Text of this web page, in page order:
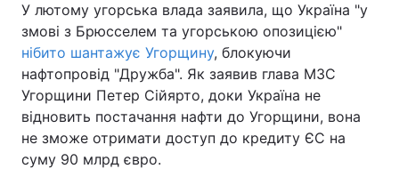
У лютому угорська влада заявила, що Україна "у
змові з Брюсселем та угорською опозицією"
нібито шантажує Угорщину, блокуючи
нафтопровід "Дружба". Як заявив глава МЗС
Угорщини Петер Сійярто, доки Україна не
відновить постачання нафти до Угорщини, вона
не зможе отримати доступ до кредиту ЄС на
суму 90 млрд євро.